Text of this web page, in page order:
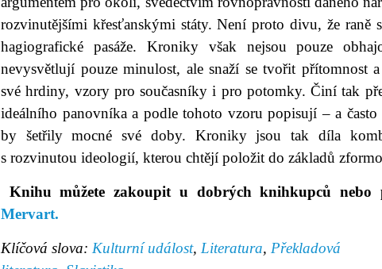
rozvinutějšími křesťanskými státy. Není proto divu, že raně
hagiografické pasáže. Kroniky však nejsou pouze
nevysvětlují pouze minulost, ale snaží se tvořit přítomnost
své hrdiny, vzory pro současníky i pro potomky. Činí tak
ideálního panovníka a podle tohoto vzoru popisují – a
by šetřily mocné své doby. Kroniky jsou tak díla
s rozvinutou ideologií, kterou chtějí položit do základů
Knihu můžete zakoupit u dobrých knihkupců
Mervart.
Klíčová slova: Kulturní událost, Literatura, Překladová